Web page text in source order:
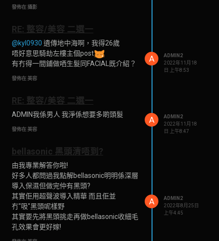
發佈在 攝影
RE: 整容/美容 二選一
@kyl0930 遺傳地中海啊，我得26歲
唔好意思騎劫左樓主個post
有冇得一間鋪做哂生髮同FACIAL既介紹？
發佈在 美容
A
ADMIN2
2022年11月18
日 上午8:53
RE: 整容/美容 二選一
ADMIN我係男人 我淨係想要多啲頭髮
發佈在 美容
A
ADMIN2
2022年11月18
日 上午8:47
bellasonic 黑頭清唔到?
由我專業解答你啦!
好多人都問過我點解bellasonic明明係深層
導入保濕但做完仲有黑頭?
其實佢用超聲波導入精華 而且佢並
冇"吸"黑頭呢樣野
其實要先將黑頭挑走再做bellasonic收細毛
孔效果會更好嫁!
A
ADMIN2
2022年8月25日
上午4:45